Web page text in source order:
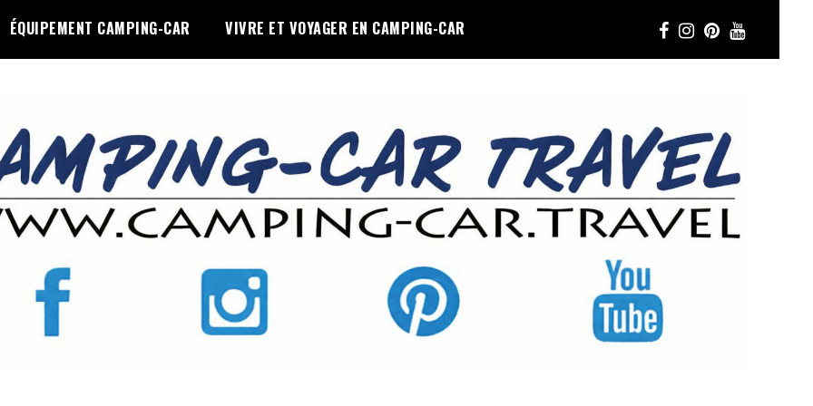
ÉQUIPEMENT CAMPING-CAR VIVRE ET VOYAGER EN CAMPING-CAR